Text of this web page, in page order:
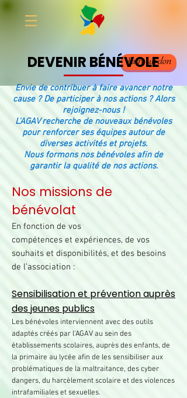
Faire un don
DEVENIR BÉNÉVOLE
Envie de contribuer à faire avancer notre
cause ? De participer à nos actions ? Alors
rejoignez-nous !
L'AGAV recherche de nouveaux bénévoles
pour renforcer ses équipes autour de
diverses activités et projets.
Nous formons nos bénévoles afin de
garantir la qualité de nos actions.
Nos missions de
bénévolat
En fonction de vos
compétences et expériences, de vos
souhaits et disponibilités, et des besoins
de l’association :
Sensibilisation et prévention auprès
des jeunes publics
Les bénévoles interviennent avec des outils
adaptés créés par l'AGAV au sein des
établissements scolaires, auprès des enfants, de
la primaire au lycée afin de les sensibiliser aux
problématiques de la maltraitance, des cyber
dangers, du harcèlement scolaire et des violences
intrafamiliales et sexuelles.